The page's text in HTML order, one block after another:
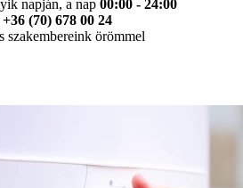
napján, a nap 00:00 - 24:00
+36 (70) 678 00 24
szakembereink örömmel